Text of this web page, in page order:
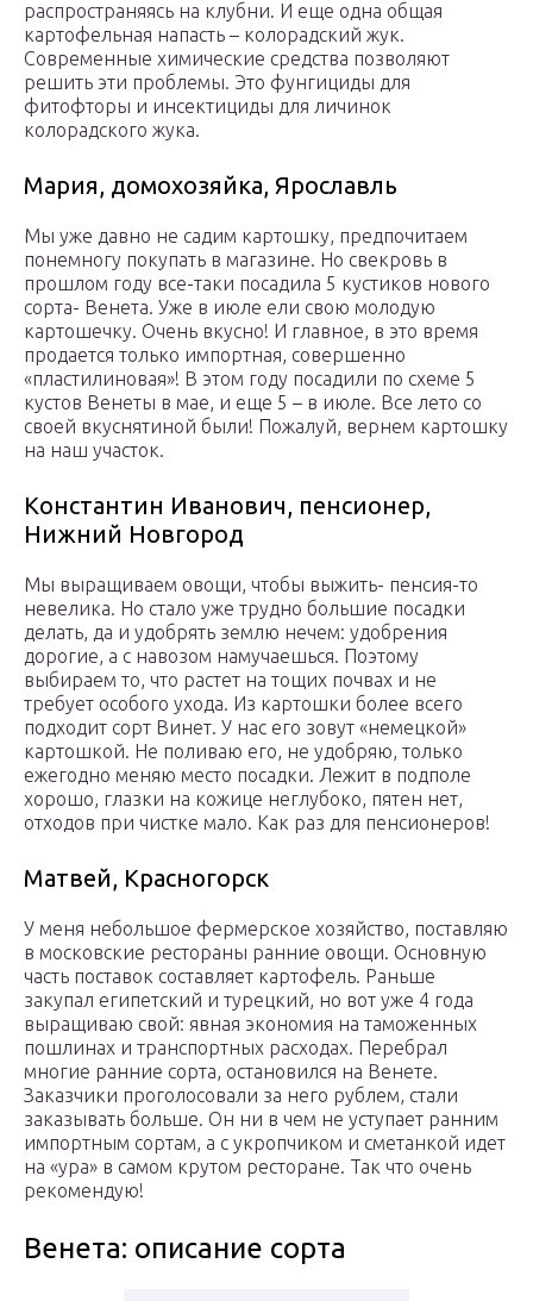
распространяясь на клубни. И еще одна общая
картофельная напасть – колорадский жук.
Современные химические средства позволяют
решить эти проблемы. Это фунгициды для
фитофторы и инсектициды для личинок
колорадского жука.
Мария, домохозяйка, Ярославль
Мы уже давно не садим картошку, предпочитаем
понемногу покупать в магазине. Но свекровь в
прошлом году все-таки посадила 5 кустиков нового
сорта- Венета. Уже в июле ели свою молодую
картошечку. Очень вкусно! И главное, в это время
продается только импортная, совершенно
«пластилиновая»! В этом году посадили по схеме 5
кустов Венеты в мае, и еще 5 – в июле. Все лето со
своей вкуснятиной были! Пожалуй, вернем картошку
на наш участок.
Константин Иванович, пенсионер,
Нижний Новгород
Мы выращиваем овощи, чтобы выжить- пенсия-то
невелика. Но стало уже трудно большие посадки
делать, да и удобрять землю нечем: удобрения
дорогие, а с навозом намучаешься. Поэтому
выбираем то, что растет на тощих почвах и не
требует особого ухода. Из картошки более всего
подходит сорт Винет. У нас его зовут «немецкой»
картошкой. Не поливаю его, не удобряю, только
ежегодно меняю место посадки. Лежит в подполе
хорошо, глазки на кожице неглубоко, пятен нет,
отходов при чистке мало. Как раз для пенсионеров!
Матвей, Красногорск
У меня небольшое фермерское хозяйство, поставляю
в московские рестораны ранние овощи. Основную
часть поставок составляет картофель. Раньше
закупал египетский и турецкий, но вот уже 4 года
выращиваю свой: явная экономия на таможенных
пошлинах и транспортных расходах. Перебрал
многие ранние сорта, остановился на Венете.
Заказчики проголосовали за него рублем, стали
заказывать больше. Он ни в чем не уступает ранним
импортным сортам, а с укропчиком и сметанкой идет
на «ура» в самом крутом ресторане. Так что очень
рекомендую!
Венета: описание сорта